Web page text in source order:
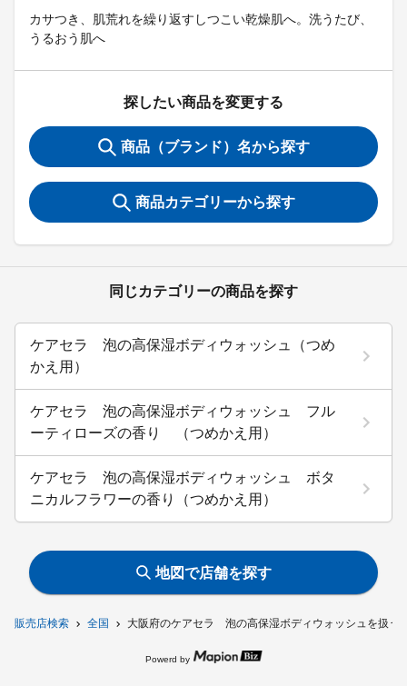
販売店検索 全国 大阪府のケアセラ 泡の高保湿ボディウォッシュを扱う
カサつき、肌荒れを繰り返すしつこい乾燥肌へ。洗うたび、
うるおう肌へ
探したい商品を変更する
商品（ブランド）名から探す
商品カテゴリーから探す
同じカテゴリーの商品を探す
ケアセラ 泡の高保湿ボディウォッシュ（つめ
かえ用）
ケアセラ 泡の高保湿ボディウォッシュ フル
ーティローズの香り （つめかえ用）
ケアセラ 泡の高保湿ボディウォッシュ ボタ
ニカルフラワーの香り（つめかえ用）
地図で店舗を探す
Powerd by